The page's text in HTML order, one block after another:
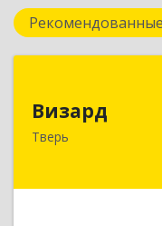
Визард
Тверь
170006,